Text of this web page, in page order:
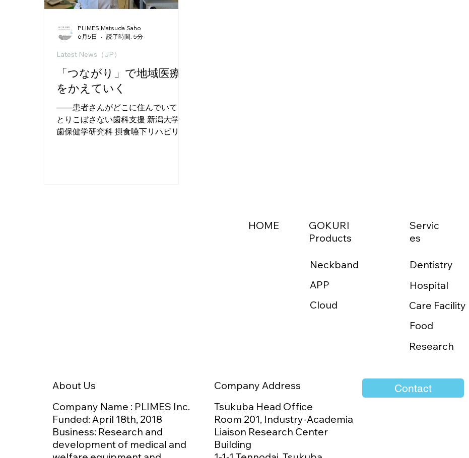
「つながり」で地域医療
をかえていく
——患者さんがどこに住んでいても
とりこぼさない歯科支援 新潟大学 医
歯保健学研究科 摂食嚥下リハビリテ
うさ」──制度をつくった出発点 病院
患者さんが、嚥下評価の継続も難し
く、診療が途切れてしまう、その現
実が、約20年前の新潟大学病院には
ありました。 「入院していた時はリ
Latest News（JP）
PLIMES Matsuda Saho
6月5日
読了時間: 5分
HOME
GOKURI
Products
APP
Neckband
Cloud
Servic
es
Dentistry
Hospital
Care Facility
Food
Research
About Us
Company Name : PLIMES Inc.
Funded: April 18th, 2018
Business: Research and
development of medical and
Company Address
Tsukuba Head Office
Room 201, Industry-Academia
Liaison Research Center
Building
Contact